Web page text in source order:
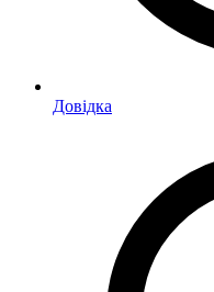
Довідка